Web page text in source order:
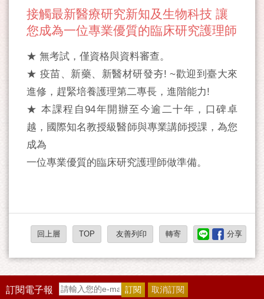
接觸最新醫療研究新知及生物科技 讓
您成為一位專業優質的臨床研究護理師
★ 無考試，僅資格與資料審查。
★ 疫苗、新藥、新醫材研發夯! ~歡迎到臺大來
進修，趕緊培養護理第二專長，進階能力!
★ 本課程自94年開辦至今逾二十年，口碑卓
越，國際知名教授級醫師與專業講師授課，為您
成為
一位專業優質的臨床研究護理師做準備。
回上層 TOP 友善列印 轉寄 分享
訂閱電子報